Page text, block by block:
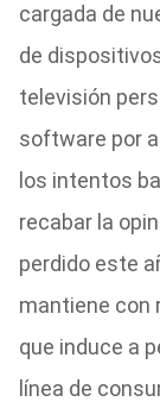
cargada de
de
televisión
software por
los intentos
recabar la
perdido este
mantiene con
que induce a
línea de